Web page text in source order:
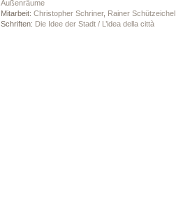
Außenräume
Mitarbeit: Christopher Schriner, Rainer Schützeichel
Schriften: Die Idee der Stadt / L’idea della città